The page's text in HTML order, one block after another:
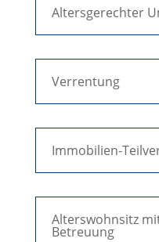
Altersgerechter
Verrentung
Immobilien-
Alterswohnsitz
Betreuung